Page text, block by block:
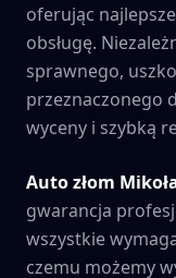
oferując
obsługę.
sprawnego,
przeznaczonego
wyceny i szybką
Auto złom
gwarancja
wszystkie
czemu możemy